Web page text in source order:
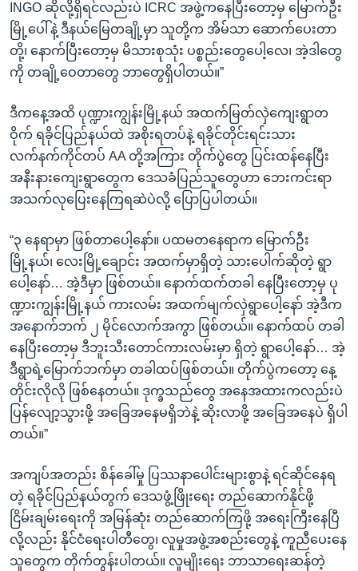
INGO ဆိုလို့ရှိရင်လည်းပဲ ICRC အဖွဲ့ကနေပြီးတော့မှ မြောက်ဦး
မြို့ပေါ်နဲ့ ဒီနယ်မြေတချို့မှာ သူတို့က အိမ်သာ ဆောက်ပေးတာ
တို့၊ နောက်ပြီးတော့မှ မိသားစုသုံး ပစ္စည်းတွေပေါ့လေ၊ အဲ့ဒါတွေ
ကို တချို့ဝေတာတွေ ဘာတွေရှိပါတယ်။”
ဒီကနေ့အထိ ပုဏ္ဍားကျွန်းမြို့နယ် အထက်မြတ်လှဲကျေးရွာတ
ဝိုက် ရခိုင်ပြည်နယ်ထဲ အစိုးရတပ်နဲ့ ရခိုင်တိုင်းရင်းသား
လက်နက်ကိုင်တပ် AA တို့အကြား တိုက်ပွဲတွေ ပြင်းထန်နေပြီး
အနီးနားကျေးရွာတွေက ဒေသခံပြည်သူတွေဟာ ဘေးကင်းရာ
အသက်လုပြေးနေကြရဆဲပဲလို့ ပြောပြပါတယ်။
“၃ နေရာမှာ ဖြစ်တာပေါ့နော်။ ပထမတနေရာက မြောက်ဦး
မြို့နယ်၊ လေးမြို့ချောင်း အထက်မှာရှိတဲ့ သားပေါက်ဆိုတဲ့ ရွာ
ပေါ့နော်… အဲ့ဒီမှာ ဖြစ်တယ်။ နောက်ထက်တခါ နေပြီးတော့မှ ပု
ဏ္ဍားကျွန်းမြို့နယ် ကားလမ်း အထက်မျက်လှဲရွာပေါ့နော် အဲ့ဒီက
အနောက်ဘက် ၂ မိုင်လောက်အကွာ ဖြစ်တယ်။ နောက်ထပ် တခါ
နေပြီးတော့မှ ဒီဘူးသီးတောင်ကားလမ်းမှာ ရှိတဲ့ ရွာပေါ့နော်… အဲ့
ဒီရွာရဲ့မြောက်ဘက်မှာ တခါထပ်ဖြစ်တယ်။ တိုက်ပွဲကတော့ နေ့
တိုင်းလိုလို ဖြစ်နေတယ်။ ဒုက္ခသည်တွေ အနေအထားကလည်းပဲ
ပြန်လျော့သွားဖို့ အခြေအနေမရှိဘဲနဲ့ ဆိုးလာဖို့ အခြေအနေပဲ ရှိပါ
တယ်။”
အကျပ်အတည်း စိန်ခေါ်မှု ပြဿနာပေါင်းများစွာနဲ့ ရင်ဆိုင်နေရ
တဲ့ ရခိုင်ပြည်နယ်တွက် ဒေသဖွံ့ဖြိုးရေး တည်ဆောက်နိုင်ဖို့
ငြိမ်းချမ်းရေးကို အမြန်ဆုံး တည်ဆောက်ကြဖို့ အရေးကြီးနေပြီ
လို့လည်း နိုင်ငံရေးပါတီတွေ၊ လူမှုအဖွဲ့အစည်းတွေနဲ့ ကူညီပေးနေ
သူတွေက တိုက်တွန်းပါတယ်။ လူမျိုးရေး ဘာသာရေးဆန်တဲ့